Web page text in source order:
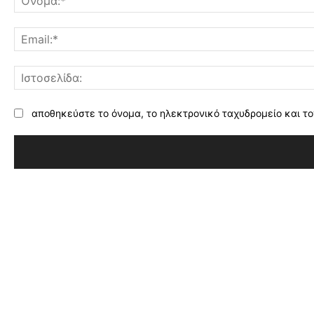
αποθηκεύστε το όνομα, το ηλεκτρονικό ταχυδρομείο και